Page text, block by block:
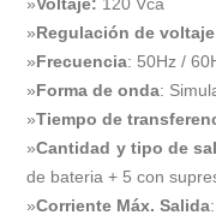
»Voltaje: 120 Vca
»Regulación de
»Frecuencia: 50Hz /
»Forma de onda:
»Tiempo de
»Cantidad y tipo de
de bateria + 5 con
»Corriente Máx. Salida